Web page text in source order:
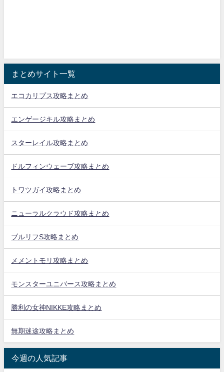
まとめサイト一覧
エコカリプス攻略まとめ
エンゲージキル攻略まとめ
スターレイル攻略まとめ
ドルフィンウェーブ攻略まとめ
トワツガイ攻略まとめ
ニューラルクラウド攻略まとめ
ブルリフS攻略まとめ
メメントモリ攻略まとめ
モンスターユニバース攻略まとめ
勝利の女神NIKKE攻略まとめ
無期迷途攻略まとめ
今週の人気記事